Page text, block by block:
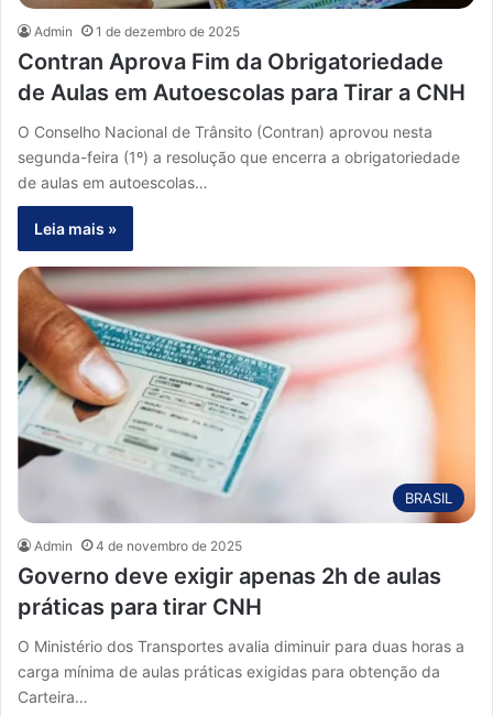
Admin 1 de dezembro de 2025
Contran Aprova Fim da Obrigatoriedade
de Aulas em Autoescolas para Tirar a CNH
O Conselho Nacional de Trânsito (Contran) aprovou nesta
segunda-feira (1º) a resolução que encerra a obrigatoriedade
de aulas em autoescolas…
Leia mais »
BRASIL
Admin 4 de novembro de 2025
Governo deve exigir apenas 2h de aulas
práticas para tirar CNH
O Ministério dos Transportes avalia diminuir para duas horas a
carga mínima de aulas práticas exigidas para obtenção da
Carteira…